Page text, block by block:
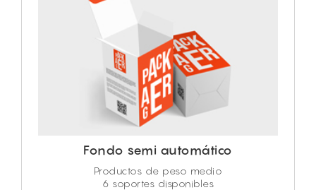
Fondo semi automático
Productos de peso medio
6 soportes disponibles